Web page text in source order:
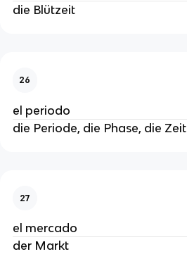
die Blützeit
26
el periodo
die Periode, die Phase, die Zeit
27
el mercado
der Markt